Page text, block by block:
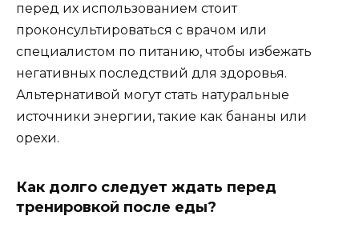
перед их использованием стоит
проконсультироваться с врачом или
специалистом по питанию, чтобы избежать
негативных последствий для здоровья.
Альтернативой могут стать натуральные
источники энергии, такие как бананы или
орехи.
Как долго следует ждать перед
тренировкой после еды?